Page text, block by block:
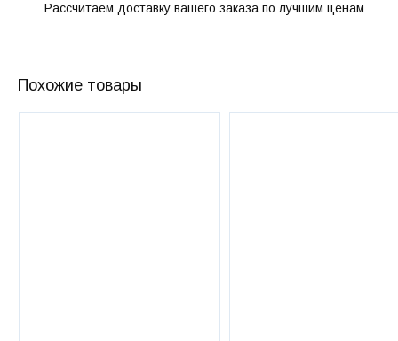
Рассчитаем доставку вашего заказа по лучшим ценам
Похожие товары